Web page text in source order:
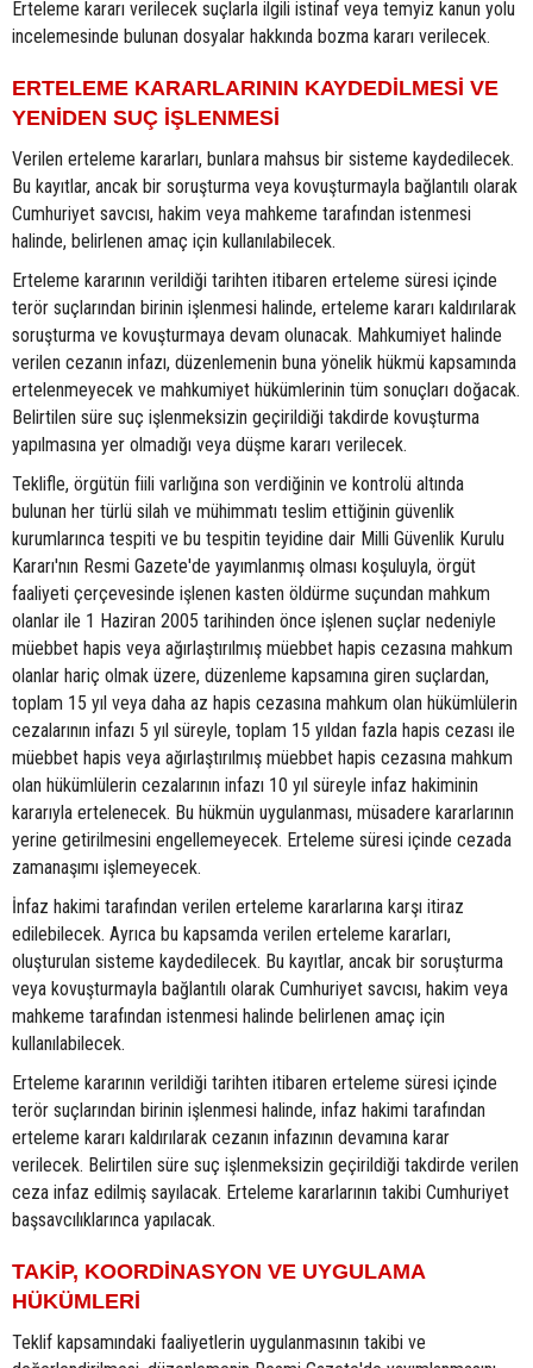
Erteleme kararı verilecek suçlarla ilgili istinaf veya temyiz kanun yolu
incelemesinde bulunan dosyalar hakkında bozma kararı verilecek.
ERTELEME KARARLARININ KAYDEDİLMESİ VE
YENİDEN SUÇ İŞLENMESİ
Verilen erteleme kararları, bunlara mahsus bir sisteme kaydedilecek.
Bu kayıtlar, ancak bir soruşturma veya kovuşturmayla bağlantılı olarak
Cumhuriyet savcısı, hakim veya mahkeme tarafından istenmesi
halinde, belirlenen amaç için kullanılabilecek.
Erteleme kararının verildiği tarihten itibaren erteleme süresi içinde
terör suçlarından birinin işlenmesi halinde, erteleme kararı kaldırılarak
soruşturma ve kovuşturmaya devam olunacak. Mahkumiyet halinde
verilen cezanın infazı, düzenlemenin buna yönelik hükmü kapsamında
ertelenmeyecek ve mahkumiyet hükümlerinin tüm sonuçları doğacak.
Belirtilen süre suç işlenmeksizin geçirildiği takdirde kovuşturma
yapılmasına yer olmadığı veya düşme kararı verilecek.
Teklifle, örgütün fiili varlığına son verdiğinin ve kontrolü altında
bulunan her türlü silah ve mühimmatı teslim ettiğinin güvenlik
kurumlarınca tespiti ve bu tespitin teyidine dair Milli Güvenlik Kurulu
Kararı'nın Resmi Gazete'de yayımlanmış olması koşuluyla, örgüt
faaliyeti çerçevesinde işlenen kasten öldürme suçundan mahkum
olanlar ile 1 Haziran 2005 tarihinden önce işlenen suçlar nedeniyle
müebbet hapis veya ağırlaştırılmış müebbet hapis cezasına mahkum
olanlar hariç olmak üzere, düzenleme kapsamına giren suçlardan,
toplam 15 yıl veya daha az hapis cezasına mahkum olan hükümlülerin
cezalarının infazı 5 yıl süreyle, toplam 15 yıldan fazla hapis cezası ile
müebbet hapis veya ağırlaştırılmış müebbet hapis cezasına mahkum
olan hükümlülerin cezalarının infazı 10 yıl süreyle infaz hakiminin
kararıyla ertelenecek. Bu hükmün uygulanması, müsadere kararlarının
yerine getirilmesini engellemeyecek. Erteleme süresi içinde cezada
zamanaşımı işlemeyecek.
İnfaz hakimi tarafından verilen erteleme kararlarına karşı itiraz
edilebilecek. Ayrıca bu kapsamda verilen erteleme kararları,
oluşturulan sisteme kaydedilecek. Bu kayıtlar, ancak bir soruşturma
veya kovuşturmayla bağlantılı olarak Cumhuriyet savcısı, hakim veya
mahkeme tarafından istenmesi halinde belirlenen amaç için
kullanılabilecek.
Erteleme kararının verildiği tarihten itibaren erteleme süresi içinde
terör suçlarından birinin işlenmesi halinde, infaz hakimi tarafından
erteleme kararı kaldırılarak cezanın infazının devamına karar
verilecek. Belirtilen süre suç işlenmeksizin geçirildiği takdirde verilen
ceza infaz edilmiş sayılacak. Erteleme kararlarının takibi Cumhuriyet
başsavcılıklarınca yapılacak.
TAKİP, KOORDİNASYON VE UYGULAMA
HÜKÜMLERİ
Teklif kapsamındaki faaliyetlerin uygulanmasının takibi ve